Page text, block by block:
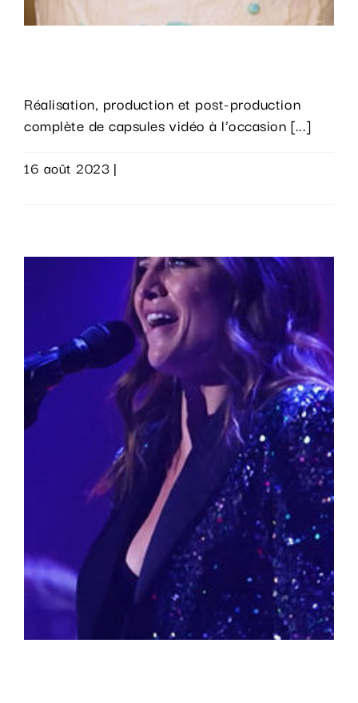
Réalisation, production et post-production
complète de capsules vidéo à l’occasion [...]
16 août 2023 |